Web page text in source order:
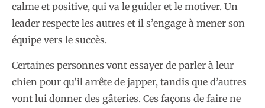
calme et positive, qui va le guider et le motiver. Un
leader respecte les autres et il s’engage à mener son
équipe vers le succès.
Certaines personnes vont essayer de parler à leur
chien pour qu’il arrête de japper, tandis que d’autres
vont lui donner des gâteries. Ces façons de faire ne